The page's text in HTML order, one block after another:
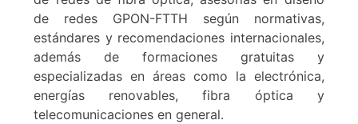
de redes GPON-FTTH según normativas,
estándares y recomendaciones internacionales,
además de formaciones gratuitas y
especializadas en áreas como la electrónica,
energías renovables, fibra óptica y
telecomunicaciones en general.